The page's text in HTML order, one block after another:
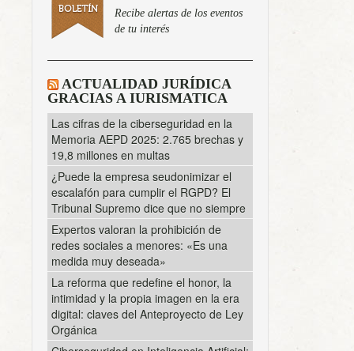
Recibe alertas de los eventos
de tu interés
ACTUALIDAD JURÍDICA
GRACIAS A IURISMATICA
Las cifras de la ciberseguridad en la
Memoria AEPD 2025: 2.765 brechas y
19,8 millones en multas
¿Puede la empresa seudonimizar el
escalafón para cumplir el RGPD? El
Tribunal Supremo dice que no siempre
Expertos valoran la prohibición de
redes sociales a menores: «Es una
medida muy deseada»
La reforma que redefine el honor, la
intimidad y la propia imagen en la era
digital: claves del Anteproyecto de Ley
Orgánica